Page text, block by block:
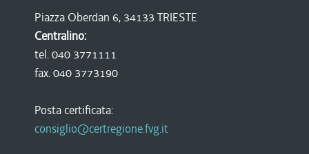
Piazza Oberdan 6, 34133 TRIESTE
Centralino:
tel. 040 3771111
fax. 040 3773190
Posta certificata:
consiglio@certregione.fvg.it